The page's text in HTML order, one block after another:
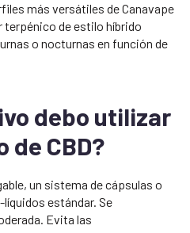
más versátiles de Canavape
terpénico de estilo híbrido
o nocturnas en función de
debo utilizar
de CBD?
un sistema de cápsulas o
estándar. Se
Evita las